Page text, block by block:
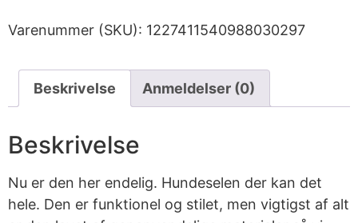
Varenummer (SKU): 1227411540988030297
Beskrivelse Anmeldelser (0)
Beskrivelse
Nu er den her endelig. Hundeselen der kan det
hele. Den er funktionel og stilet, men vigtigst af alt